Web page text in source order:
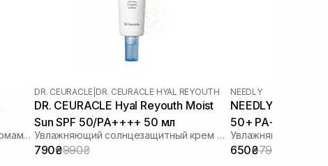
Солнцезащитный лосьон с липосомами на стабильных фильтрах
DR. CEURACLE DR. CEURACLE HYAL REYOUTH
DR. CEURACLE Hyal Reyouth Moist
Sun SPF 50/PA++++ 50 мл
Увлажняющий солнцезащитный крем для лица с гиалуроновой кислотой
790₴990₴
NEEDLY
NEEDLY Vegan
50+ PA++++ 50
650₴790₴